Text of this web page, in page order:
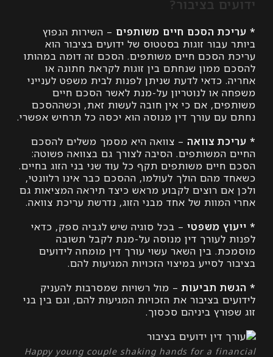
בציבור?
הסכם חיים משותפים– השירות הנפוץ
עבור זוגות בסטטוס של ידועים בציבור הוא
הסכם חיים משותפים. הסכם זה דומה במהותו
ממון שנחתם בין זוגות לקראת חתונה או
כדאי לדעת שניתן לפנות לבית משפט לענייני
או לנוטריון על-מנת לאשר הסכם חיים
אם כי אין חובה לעשות זאת, וכשההסכם
עורך דין מנוסה הוא יכסה כל תרחיש אפשרי.
צוואה– צוואה היא מסמך משלים להסכם
המשותפים. הסיבה לצורך גם בצוואה פשוטה:
משותפים תקף כל עוד שני בני הזוג בחיים.
מהם הולך לעולמו, ההסכם כבר אינו רלוונטי,
רוצים לקבוע מראש כיצד תיראה המציאות גם
של אחד מבני הזוג, נדרשת עריכת צוואה.
משפטי– בכל סוגיה שיש לגביה ספק, כדאי
לעורך דין מנוסה על-מנת לקבל תשובה
בין השאר עשוי עורך דין מומחה לידועים
לסייע במיצוי הזכויות המגיעות להם.
תביעות– מול רשויות שמסרבות להעניק
בציבור את הזכויות המגיעות להם, וגם בין בני
ביניהם סכסוך.
Happy young couple shaking hands for a